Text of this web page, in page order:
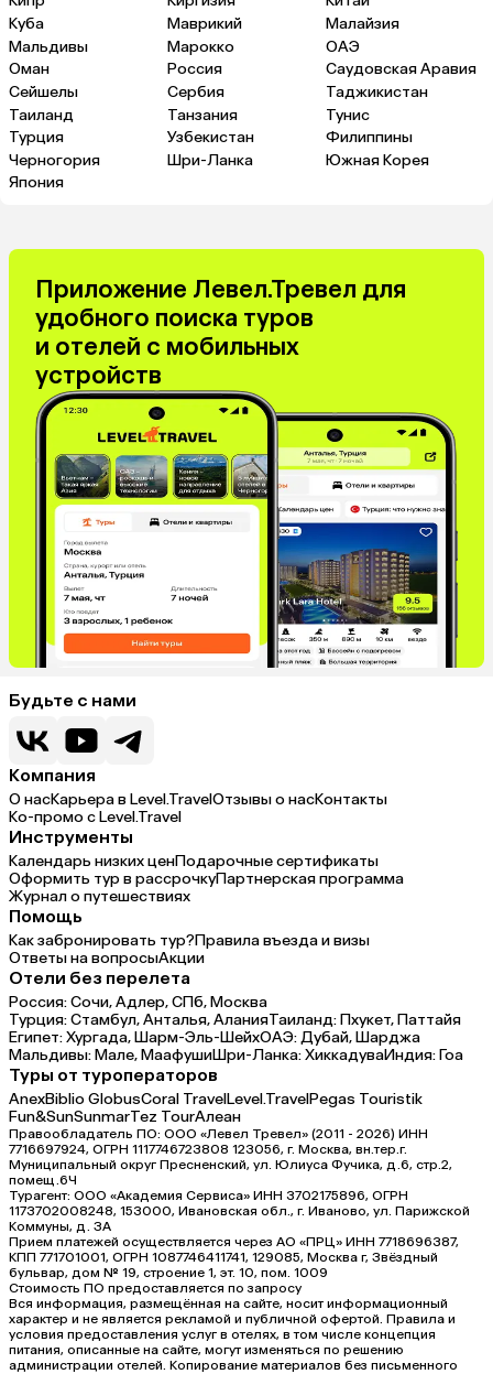
Куба
Маврикий
Малайзия
Мальдивы
Марокко
ОАЭ
Оман
Россия
Саудовская Аравия
Сейшелы
Сербия
Таджикистан
Таиланд
Танзания
Тунис
Турция
Узбекистан
Филиппины
Черногория
Шри-Ланка
Южная Корея
Япония
Приложение Левел.Тревел для
удобного поиска туров
и отелей с мобильных
устройств
Будьте с нами
Компания
О насКарьера в Level.TravelОтзывы о насКонтакты
Ко-промо с Level.Travel
Инструменты
Календарь низких ценПодарочные сертификаты
Оформить тур в рассрочкуПартнерская программа
Журнал о путешествиях
Помощь
Как забронировать тур?Правила въезда и визы
Ответы на вопросыАкции
Отели без перелета
Россия:Сочи,Адлер,СПб,Москва
Турция:Стамбул,Анталья,АланияТаиланд:Пхукет,Паттайя
Египет:Хургада,Шарм-Эль-ШейхОАЭ:Дубай,Шарджа
Мальдивы:Мале,МаафушиШри-Ланка:ХиккадуваИндия:Гоа
Туры от туроператоров
AnexBiblio GlobusCoral TravelLevel.TravelPegas Touristik
Fun&SunSunmarTez TourАлеан
Правообладатель ПО: ООО «Левел Тревел» (2011 - 2026) ИНН
7716697924, ОГРН 1117746723808 123056, г. Москва, вн.тер.г.
Муниципальный округ Пресненский, ул. Юлиуса Фучика, д.6, стр.2,
помещ.6Ч
Турагент: ООО «Академия Сервиса» ИНН 3702175896, ОГРН
1173702008248, 153000, Ивановская обл., г. Иваново, ул. Парижской
Коммуны, д. ЗА
Прием платежей осуществляется через АО «ПРЦ» ИНН 7718696387,
КПП 771701001, ОГРН 1087746411741, 129085, Москва г, Звёздный
бульвар, дом № 19, строение 1, эт. 10, пом. 1009
Стоимость ПО предоставляется по запросу
Вся информация, размещённая на сайте, носит информационный
характер и не является рекламой и публичной офертой. Правила и
условия предоставления услуг в отелях, в том числе концепция
питания, описанные на сайте, могут изменяться по решению
администрации отелей. Копирование материалов без письменного